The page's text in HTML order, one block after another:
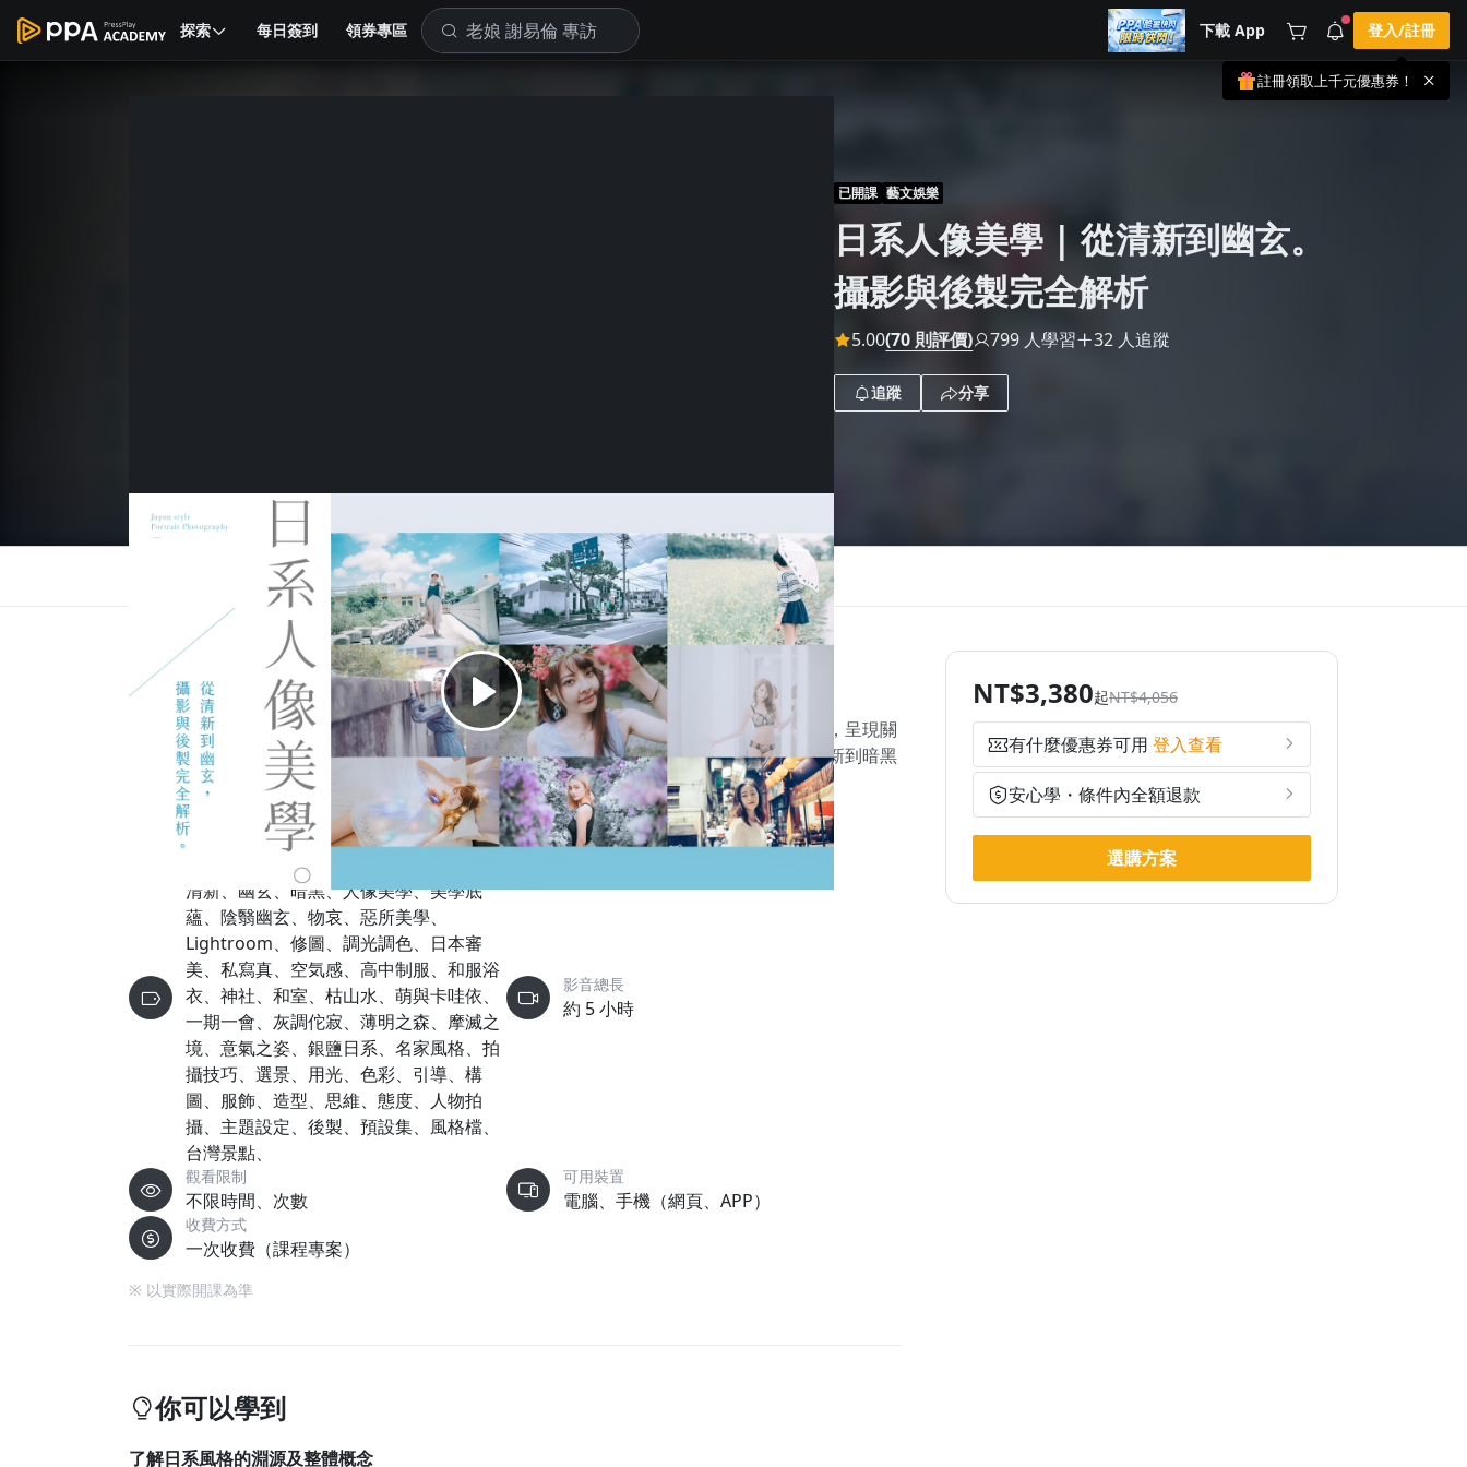
探索 每日簽到 領券專區 下載 App
NT$2,500 現折 NT$300◾活動期間：即
日起 - 8/13（只有一週）-📣 酷暑季好康
\ 再加碼 /→ 點數回饋無上限🔥購買任一
課程 or 訂閱✅ 消費即享回饋 1% 點數
✅ 滿 $5,000 回饋 2% 點數🎁 此為 PPA
官方帳號 Line@ 專屬活動，加入好友👉
播」！
查看全部
登入/註冊
註冊領取上千元優惠券！
已開課 藝文娛樂
日系人像美學 | 從清新到幽玄。
攝影與後製完全解析
5.00(70 則評價) 799 人學習 32 人追蹤
追蹤 分享
介紹 目錄與試看 選購方案 講師 常見問題 問與答
NT$3,380起NT$4,056
有什麼優惠券可用 登入查看
安心學・條件內全額退款
選購方案
課程總覽
用簡單易懂的語彙，將日本審美概念，融入在拍攝與後製的實務主題中，以淺顯務實的形態，呈現關
鍵的文化細節！也會探討新世代主流的名家日系，學習在Lightroom中調光調色，掌握從清新到暗黑
的多元日系風格！
學習重點
攝影、日系攝影、日系後製、日本風格、
清新、幽玄、暗黑、人像美學、美學底
蘊、陰翳幽玄、物哀、惡所美學、
Lightroom、修圖、調光調色、日本審
美、私寫真、空気感、高中制服、和服浴
衣、神社、和室、枯山水、萌與卡哇依、
一期一會、灰調佗寂、薄明之森、摩滅之
境、意氣之姿、銀鹽日系、名家風格、拍
攝技巧、選景、用光、色彩、引導、構
圖、服飾、造型、思維、態度、人物拍
攝、主題設定、後製、預設集、風格檔、
台灣景點、
影音總長
約 5 小時
觀看限制
不限時間、次數
可用裝置
電腦、手機（網頁、APP）
收費方式
一次收費（課程專案）
※ 以實際開課為準
你可以學到
了解日系風格的淵源及整體概念